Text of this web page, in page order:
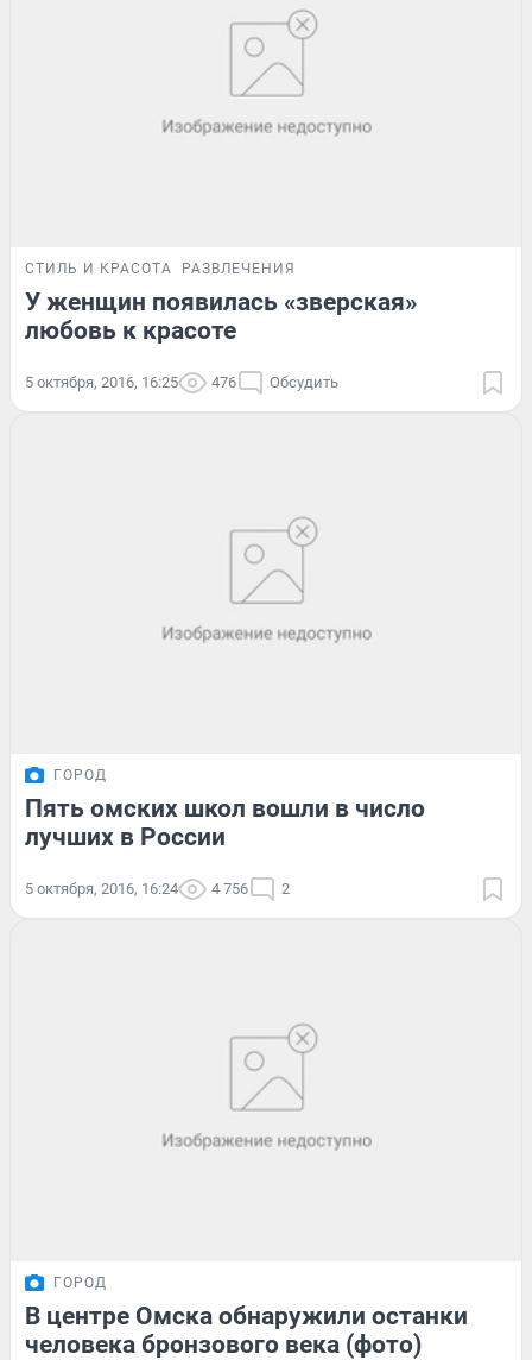
СТИЛЬ И КРАСОТА РАЗВЛЕЧЕНИЯ
У женщин появилась «зверская»
любовь к красоте
5 октября, 2016, 16:25 476 Обсудить
ГОРОД
Пять омских школ вошли в число
лучших в России
5 октября, 2016, 16:24 4 756 2
ГОРОД
В центре Омска обнаружили останки
человека бронзового века (фото)